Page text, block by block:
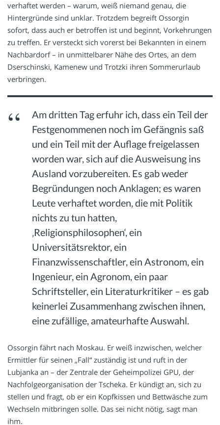
verhaftet werden – warum, weiß niemand genau, die
Hintergründe sind unklar. Trotzdem begreift Ossorgin
sofort, dass auch er betroffen ist und beginnt, Vorkehrungen
zu treffen. Er versteckt sich vorerst bei Bekannten in einem
Nachbardorf – in unmittelbarer Nähe des Ortes, an dem
Dserschinski, Kamenew und Trotzki ihren Sommerurlaub
verbringen.
Am dritten Tag erfuhr ich, dass ein Teil der
Festgenommenen noch im Gefängnis saß
und ein Teil mit der Auflage freigelassen
worden war, sich auf die Ausweisung ins
Ausland vorzubereiten. Es gab weder
Begründungen noch Anklagen; es waren
Leute verhaftet worden, die mit Politik
nichts zu tun hatten,
‚Religionsphilosophen‘, ein
Universitätsrektor, ein
Finanzwissenschaftler, ein Astronom, ein
Ingenieur, ein Agronom, ein paar
Schriftsteller, ein Literaturkritiker – es gab
keinerlei Zusammenhang zwischen ihnen,
eine zufällige, amateurhafte Auswahl.
Ossorgin fährt nach Moskau. Er weiß inzwischen, welcher
Ermittler für seinen „Fall“ zuständig ist und ruft in der
Lubjanka an – der Zentrale der Geheimpolizei GPU, der
Nachfolgeorganisation der Tscheka. Er kündigt an, sich zu
stellen und fragt, ob er ein Kopfkissen und Bettwäsche zum
Wechseln mitbringen solle. Das sei nicht nötig, sagt man
ihm.